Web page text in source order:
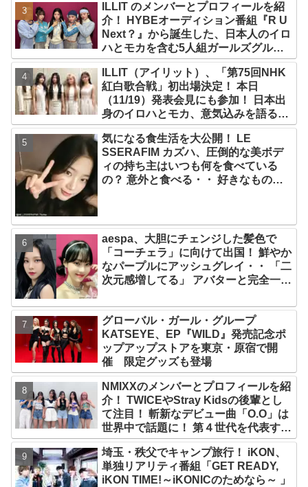
ILLIT のメンバーとプロフィールを紹
介！ HYBEオーディション番組『R U
Next？』から誕生した、日本人のイロ
ハとモカを含む5人組ガールズグルー
プ！ デビュー曲「Magnetic」がいき
なりの大ヒット
ILLIT（アイリット）、「第75回NHK
紅白歌合戦」初出場決定！ 本日
（11/19）発表会見にも参加！ 日本出
身のイロハとモカ、意気込みを語る
「ずっと夢見てたステージ…嬉しくて
光栄」
気になる食生活を大公開！ LE
SSERAFIM カズハ、圧倒的な美ボデ
ィの持ち主はいつも何を食べている
の？ 意外と食べる・・ 好きなものを
aespa、大胆にチェンジした髪色で
「コーチェラ」に向けて出国！ 鮮やか
なパープルにアッシュグレイ・・ 「二
次元感増してる」 アバターと完全一致
グローバル・ガール・グループ
KATSEYE、EP『WILD』発売記念ポ
ップアップストアを東京・原宿で開
催 限定グッズも登場
NMIXXのメンバーとプロフィールを紹
介！ TWICEやStray Kidsの後輩とし
て注目！ 斬新なデビュー曲「O.O」は
世界中で話題に！ 第４世代を代表する
美女ソリュンをはじめ、全員ビジュア
ルメンバーといわれるその魅力をチェ
ック
埼玉・秩父でキャンプ旅行！ iKON、
単独リアリティ番組「GET READY,
iKON TIME!～iKONICのためなら～ 」